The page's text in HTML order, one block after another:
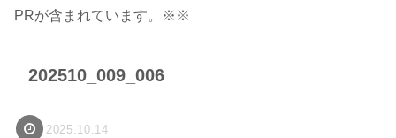
PRが含まれています。※※
202510_009_006
2025.10.14